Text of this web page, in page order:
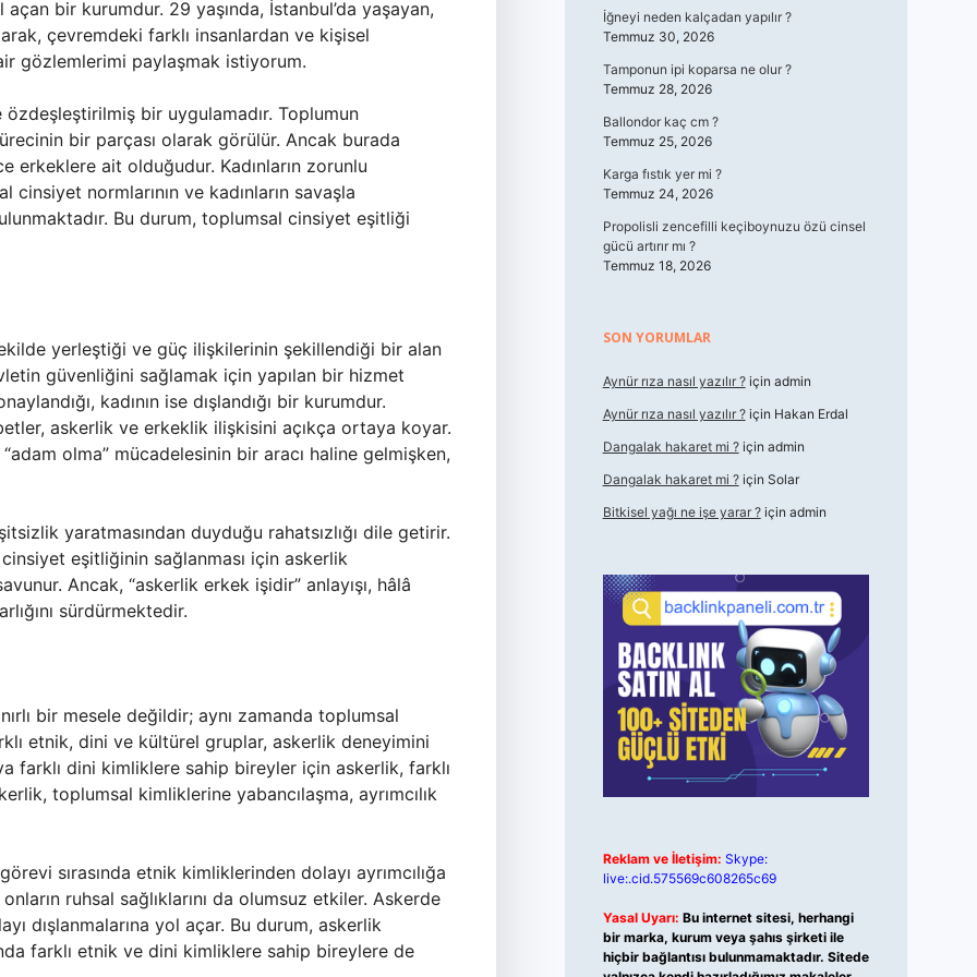
bir kurumdur. 29 yaşında, İstanbul’da yaşayan,
çevremdeki farklı insanlardan ve kişisel
gözlemlerimi paylaşmak istiyorum.
bir uygulamadır. Toplumun
bir parçası olarak görülür. Ancak burada
erkeklere ait olduğudur. Kadınların zorunlu
normlarının ve kadınların savaşla
Bu durum, toplumsal cinsiyet eşitliği
yerleştiği ve güç ilişkilerinin şekillendiği bir alan
güvenliğini sağlamak için yapılan bir hizmet
kadının ise dışlandığı bir kurumdur.
askerlik ve erkeklik ilişkisini açıkça ortaya koyar.
olma” mücadelesinin bir aracı haline gelmişken,
yaratmasından duyduğu rahatsızlığı dile getirir.
eşitliğinin sağlanması için askerlik
Ancak, “askerlik erkek işidir” anlayışı, hâlâ
sürdürmektedir.
bir mesele değildir; aynı zamanda toplumsal
etnik, dini ve kültürel gruplar, askerlik deneyimini
farklı dini kimliklere sahip bireyler için askerlik, farklı
toplumsal kimliklerine yabancılaşma, ayrımcılık
sırasında etnik kimliklerinden dolayı ayrımcılığa
ruhsal sağlıklarını da olumsuz etkiler. Askerde
dışlanmalarına yol açar. Bu durum, askerlik
farklı etnik ve dini kimliklere sahip bireylere de
İğneyi neden kalçadan yapılır ?
Temmuz 30, 2026
Tamponun ipi koparsa ne olur ?
Temmuz 28, 2026
Ballondor kaç cm ?
Temmuz 25, 2026
Karga fıstık yer mi ?
Temmuz 24, 2026
Propolisli zencefilli keçiboynuzu özü cinsel
gücü artırır mı ?
Temmuz 18, 2026
SON YORUMLAR
Aynür rıza nasıl yazılır ?için admin
Aynür rıza nasıl yazılır ?için Hakan Erdal
Dangalak hakaret mi ?için admin
Dangalak hakaret mi ?için Solar
Bitkisel yağı ne işe yarar ?için admin
Reklam ve İletişim: Skype:
live:.cid.575569c608265c69
Yasal Uyarı: Bu internet sitesi, herhangi
bir marka, kurum veya şahıs şirketi ile
hiçbir bağlantısı bulunmamaktadır. Sitede